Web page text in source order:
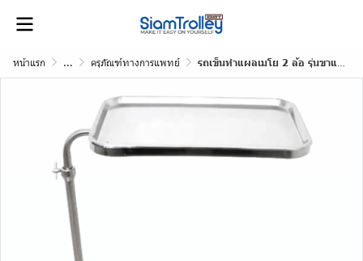
หน้าแรก ... ครุภัณฑ์ทางการแพทย์ รถเข็นทำแผลเมโย 2 ล้อ รุ่นขาแบน